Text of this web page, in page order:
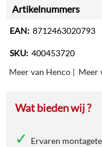
Artikelnummers
EAN: 8712463020793
SKU: 400453720
Meer van Henco | Meer
Wat bieden wij ?
Ervaren